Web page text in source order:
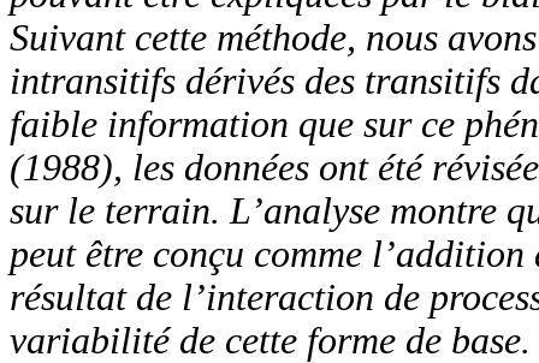
Suivant cette méthode, nous
intransitifs dérivés des transitifs
faible information que sur ce
(1988), les données ont été
sur le terrain. L’analyse montre
peut être conçu comme
résultat de l’interaction de
variabilité de cette forme de base.